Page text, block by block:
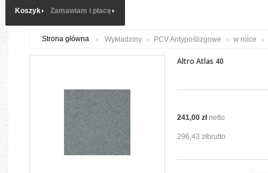
Strona główna Wykładziny PCV Antypoślizgowe w rolce
Altro Atlas 40
241,00 złnetto
296,43 złbrutto
Koszyk Zamawiam i płacę